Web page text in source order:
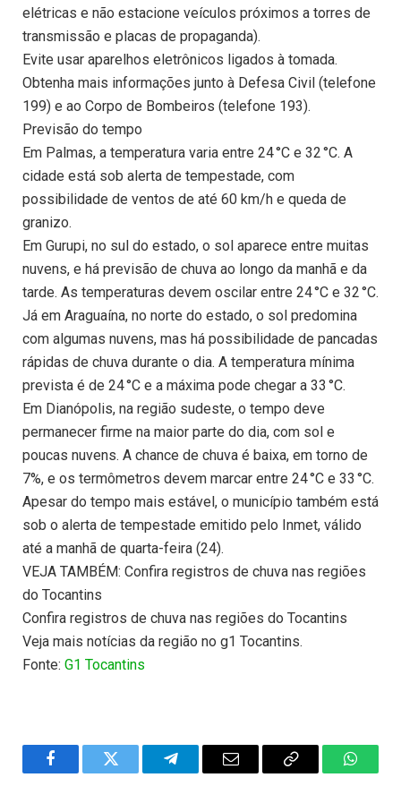
elétricas e não estacione veículos próximos a torres de
transmissão e placas de propaganda).
Evite usar aparelhos eletrônicos ligados à tomada.
Obtenha mais informações junto à Defesa Civil (telefone
199) e ao Corpo de Bombeiros (telefone 193).
Previsão do tempo
Em Palmas, a temperatura varia entre 24 °C e 32 °C. A
cidade está sob alerta de tempestade, com
possibilidade de ventos de até 60 km/h e queda de
granizo.
Em Gurupi, no sul do estado, o sol aparece entre muitas
nuvens, e há previsão de chuva ao longo da manhã e da
tarde. As temperaturas devem oscilar entre 24 °C e 32 °C.
Já em Araguaína, no norte do estado, o sol predomina
com algumas nuvens, mas há possibilidade de pancadas
rápidas de chuva durante o dia. A temperatura mínima
prevista é de 24 °C e a máxima pode chegar a 33 °C.
Em Dianópolis, na região sudeste, o tempo deve
permanecer firme na maior parte do dia, com sol e
poucas nuvens. A chance de chuva é baixa, em torno de
7%, e os termômetros devem marcar entre 24 °C e 33 °C.
Apesar do tempo mais estável, o município também está
sob o alerta de tempestade emitido pelo Inmet, válido
até a manhã de quarta-feira (24).
VEJA TAMBÉM: Confira registros de chuva nas regiões
do Tocantins
Confira registros de chuva nas regiões do Tocantins
Veja mais notícias da região no g1 Tocantins.
Fonte: G1 Tocantins
FacebookTwitter TelegramEmail Copy